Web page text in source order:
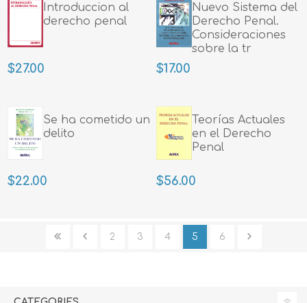
Introduccion al
derecho penal
$27.00
Nuevo Sistema del
Derecho Penal.
Consideraciones
sobre la tr
$17.00
Se ha cometido un
delito
$22.00
Teorías Actuales
en el Derecho
Penal
$56.00
2 3 4 5 6